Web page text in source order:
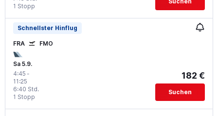
1 Stopp
Schnellster Hinflug
FRA FMO
Sa 5.9.
4:45 -
11:25
1 Stopp
6:40 Std.
182 €
Suchen